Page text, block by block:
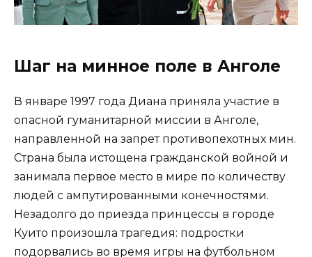
Шаг на минное поле в Анголе
В январе 1997 года Диана приняла участие в
опасной гуманитарной миссии в Анголе,
направленной на запрет противопехотных мин.
Страна была истощена гражданской войной и
занимала первое место в мире по количеству
людей с ампутированными конечностями.
Незадолго до приезда принцессы в городе
Куито произошла трагедия: подростки
подорвались во время игры на футбольном